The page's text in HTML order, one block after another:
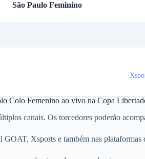
São Paulo Feminino
Colo Femenino ao vivo na Copa
canais. Os torcedores poderão
Xsports e também nas